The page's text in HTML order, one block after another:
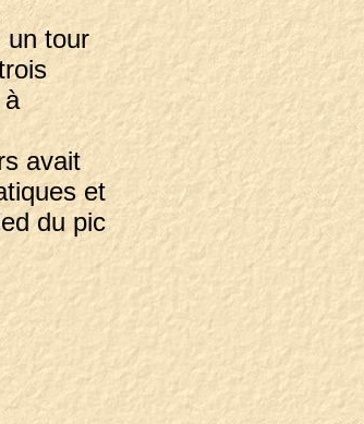
un tour
à
avait
et
du pic